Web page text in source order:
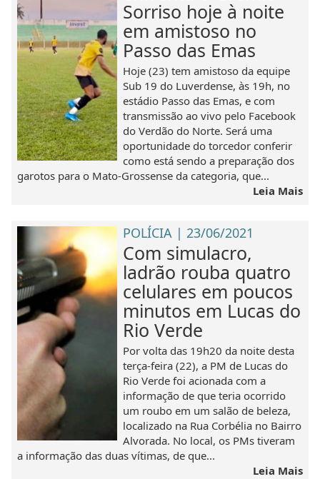
Sorriso hoje à noite
em amistoso no
Passo das Emas
Hoje (23) tem amistoso da equipe
Sub 19 do Luverdense, às 19h, no
estádio Passo das Emas, e com
transmissão ao vivo pelo Facebook
do Verdão do Norte. Será uma
oportunidade do torcedor conferir
como está sendo a preparação dos
garotos para o Mato-Grossense da categoria, que...
Leia Mais
POLÍCIA | 23/06/2021
Com simulacro,
ladrão rouba quatro
celulares em poucos
minutos em Lucas do
Rio Verde
Por volta das 19h20 da noite desta
terça-feira (22), a PM de Lucas do
Rio Verde foi acionada com a
informação de que teria ocorrido
um roubo em um salão de beleza,
localizado na Rua Corbélia no Bairro
Alvorada. No local, os PMs tiveram
a informação das duas vítimas, de que...
Leia Mais